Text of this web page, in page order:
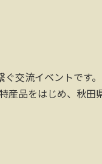
交流イベントです。
産品をはじめ、秋田